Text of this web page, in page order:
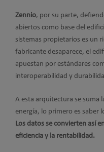
Zennio, por su parte,
abiertos como base del
sistemas propietarios es un
fabricante desaparece, el
apuestan por estándares
interoperabilidad y
A esta arquitectura se suma
energía, lo primero es saber
Los datos se convierten así
eficiencia y la rentabilidad.